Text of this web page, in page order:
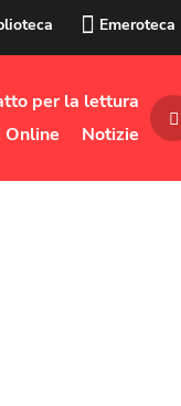
Emeroteca
per la lettura
Online Notizie